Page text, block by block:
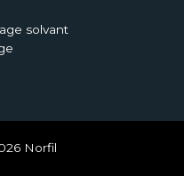
solvant
Norfil